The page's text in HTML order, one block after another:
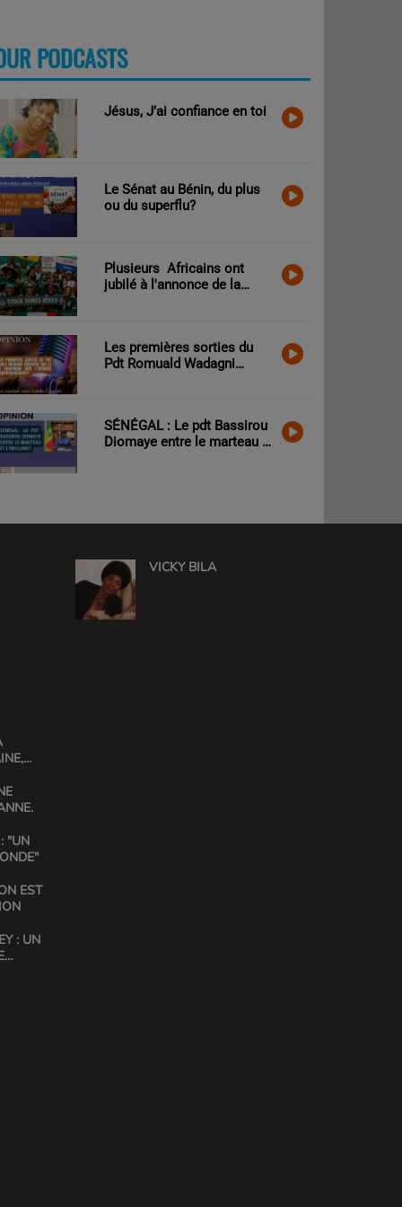
PODCASTS
Jésus, J’ai confiance en toi
Le Sénat au Bénin, du plus
ou du superflu?
Plusieurs Africains ont
jubilé à l'annonce de la
Les premières sorties du
Pdt Romuald Wadagni
SÉNÉGAL : Le pdt Bassirou
Diomaye entre le marteau et
"UN
EST
: UN
VICKY BILA